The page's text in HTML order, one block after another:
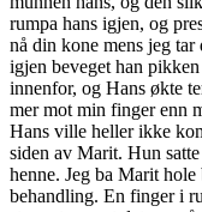
rumpa hans igjen, og
nå din kone mens jeg
igjen beveget han
innenfor, og Hans økte
mer mot min finger enn
Hans ville heller ikke
siden av Marit. Hun
henne. Jeg ba Marit
behandling. En finger i